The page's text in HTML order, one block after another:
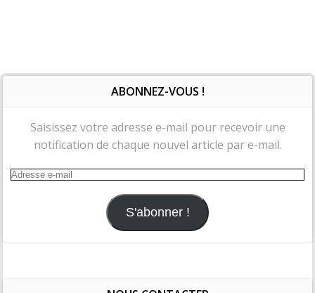
ABONNEZ-VOUS !
Saisissez votre adresse e-mail pour recevoir une
notification de chaque nouvel article par e-mail.
Adresse
S'abonner !